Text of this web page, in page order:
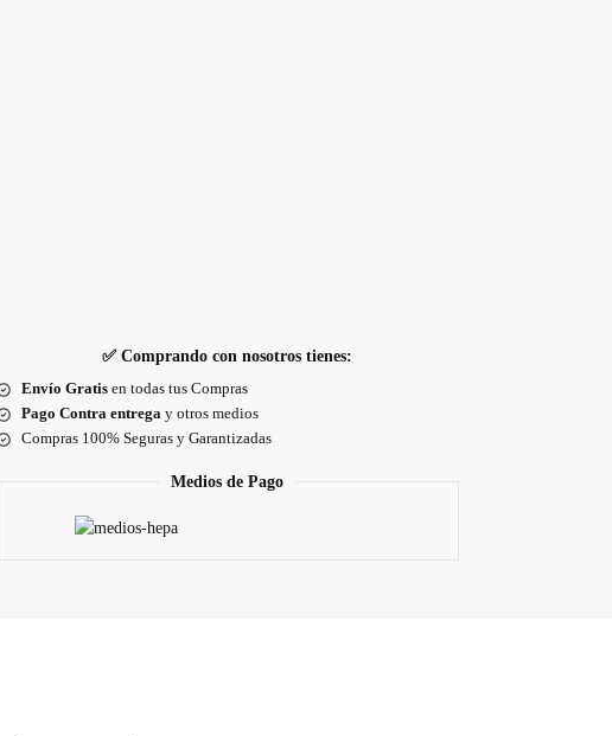
✅ Comprando con nosotros tienes:
Envío Gratis en todas tus Compras
Pago Contra entrega y otros medios
Compras 100% Seguras y Garantizadas
Medios de Pago